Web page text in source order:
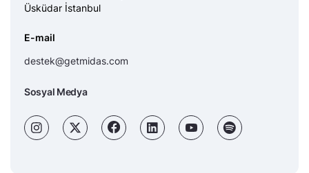
Üsküdar İstanbul
E-mail
destek@getmidas.com
Sosyal Medya